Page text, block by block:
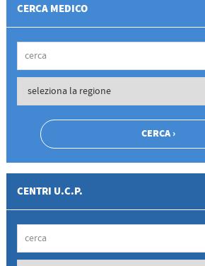
CERCA MEDICO
CENTRI U.C.P.